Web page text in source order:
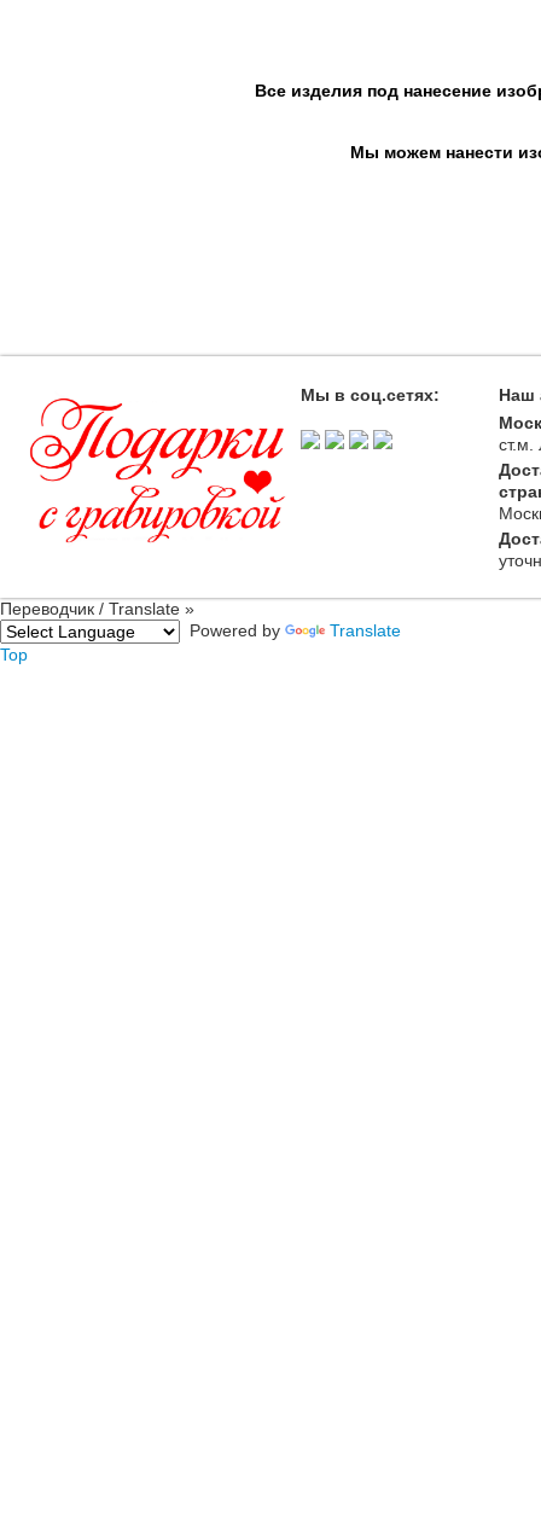
Все изделия под нанесение
Мы можем нанести
Мы в соц.сетях:
Наш
ст.м.
Переводчик / Translate »
Powered by
Translate
Top